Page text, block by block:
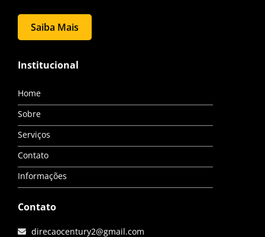
Saiba Mais
Institucional
Home
Sobre
Serviços
Contato
Informações
Contato
direcaocentury2@gmail.com